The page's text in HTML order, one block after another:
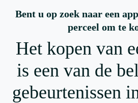
Bent u op zoek naar een
perceel om te
Het kopen van
is een van de
gebeurtenissen